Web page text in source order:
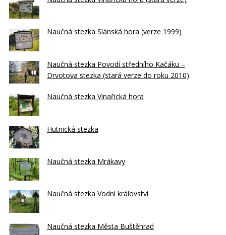
Naučná stezka Slánská hora (verze 1999)
Naučná stezka Povodí středního Kačáku –
Drvotova stezka (stará verze do roku 2010)
Naučná stezka Vinařická hora
Hutnická stezka
Naučná stezka Mrákavy
Naučná stezka Vodní království
Naučná stezka Města Buštěhrad